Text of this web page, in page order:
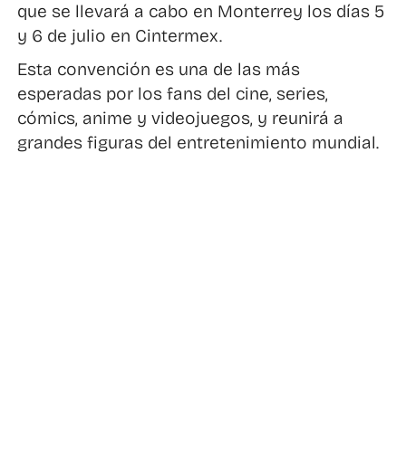
que se llevará a cabo en Monterrey los días 5
y 6 de julio en Cintermex.
Esta convención es una de las más
esperadas por los fans del cine, series,
cómics, anime y videojuegos, y reunirá a
grandes figuras del entretenimiento mundial.